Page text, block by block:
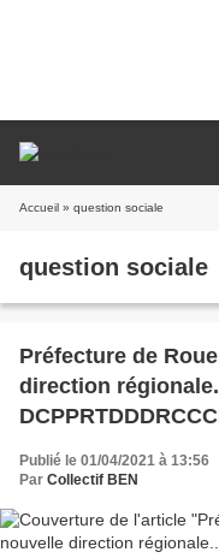
Accueil » question sociale
question sociale
Préfecture de
direction
Publié le 01/04/2021 à 13:56
Par Collectif BEN